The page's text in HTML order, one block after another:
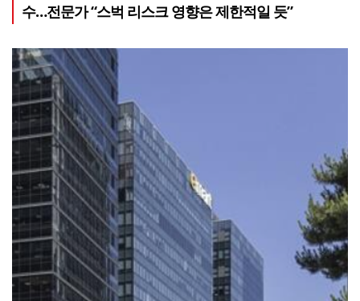
수…전문가 “스벅 리스크 영향은 제한적일 듯”